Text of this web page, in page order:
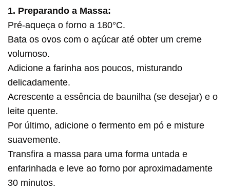
1. Preparando a Massa:
Pré-aqueça o forno a 180°C.
Bata os ovos com o açúcar até obter um creme
volumoso.
Adicione a farinha aos poucos, misturando
delicadamente.
Acrescente a essência de baunilha (se desejar) e o
leite quente.
Por último, adicione o fermento em pó e misture
suavemente.
Transfira a massa para uma forma untada e
enfarinhada e leve ao forno por aproximadamente
30 minutos.